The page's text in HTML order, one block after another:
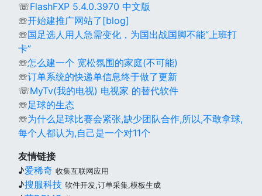
☏FlashFXP 5.4.0.3970 中文版
☏开始建推广网站了[blog]
☏国足选人用人急需变化，为国出战国脚不能“上班打
卡”
☏怎么建一个 宽松氛围的家庭(不可能)
☏订单系统的快递单信息终于做了更新
☏MyTv(我的电视) 电视家 的替代软件
☏足球的生态
☏为什么足球比赛会紧张,缺少团队合作,所以,不敢拿球,
每个人都认为,自己是一个对11个
友情链接
♪爱稀奇 收集互联网应用
♪搜服科技 软件开发,订单采集,模板生成